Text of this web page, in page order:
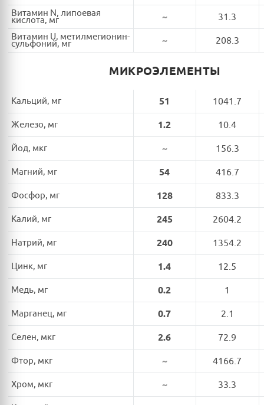
Витамин N, липоевая
кислота, мг ~ 31.3
Витамин U, метилмегионин-
сульфоний, мг ~ 208.3
МИКРОЭЛЕМЕНТЫ
Кальций, мг 51 1041.7
Железо, мг 1.2 10.4
Йод, мкг ~ 156.3
Магний, мг 54 416.7
Фосфор, мг 128 833.3
Калий, мг 245 2604.2
Натрий, мг 240 1354.2
Цинк, мг 1.4 12.5
Медь, мг 0.2 1
Марганец, мг 0.7 2.1
Селен, мкг 2.6 72.9
Фтор, мкг ~ 4166.7
Хром, мкг ~ 33.3